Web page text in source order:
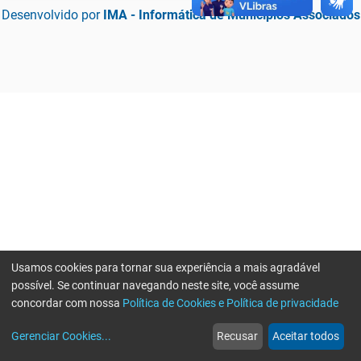
Desenvolvido por IMA - Informática de Municípios Associados
web
Notícias
more_horiz
Mais
Usamos cookies para tornar sua experiência a mais agradável
possível. Se continuar navegando neste site, você assume
concordar com nossa Política de Cookies e Política de privacidade
Gerenciar Cookies... Recusar Aceitar todos
Erro ao enviar informações, por favor tente novamente